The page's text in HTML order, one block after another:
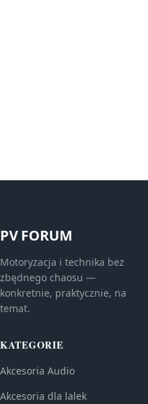
PV FORUM
Motoryzacja i technika bez
zbędnego chaosu —
konkretnie, praktycznie, na
temat.
KATEGORIE
Akcesoria Audio
Akcesoria dla lalek